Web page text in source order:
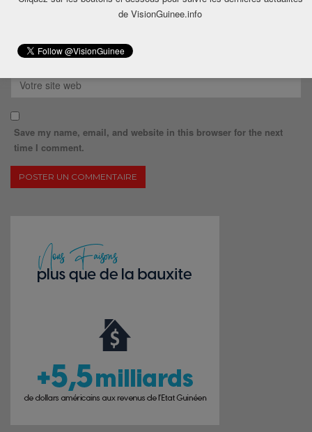
Save my name, email, and website in this browser for the next
time I comment.
de VisionGuinee.info